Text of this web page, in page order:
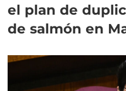
el plan de
de salmón en